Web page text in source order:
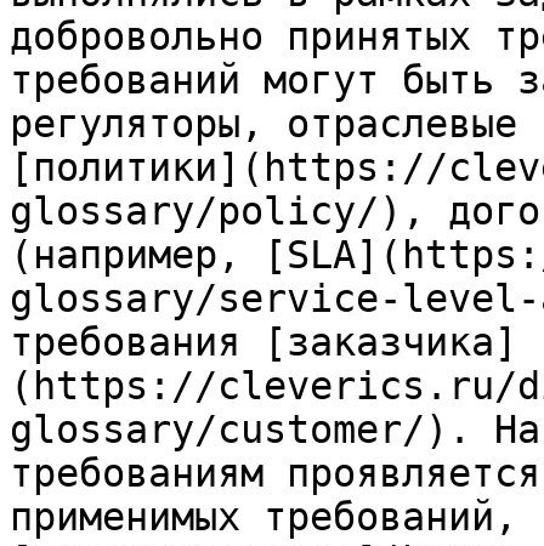
добровольно принятых
требований могут быть
регуляторы,
[политики](https://
glossary/policy/),
(например,
glossary/service-level-
требования [заказчика]
(https://cleverics.ru/
glossary/customer/). На
требованиям
применимых